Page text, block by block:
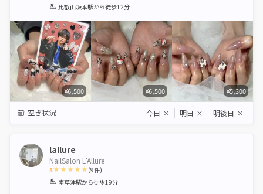
1 2 3 4 5
比叡山坂本駅から徒歩12分
¥6,500 ¥6,500 ¥5,300
空き状況 今日 × 明日 × 明後日 ×
lallure
NailSalon L’Allure
5
1 2 3 4 5
(9件)
南草津駅から徒歩19分